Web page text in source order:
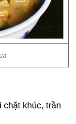
khúc, trần